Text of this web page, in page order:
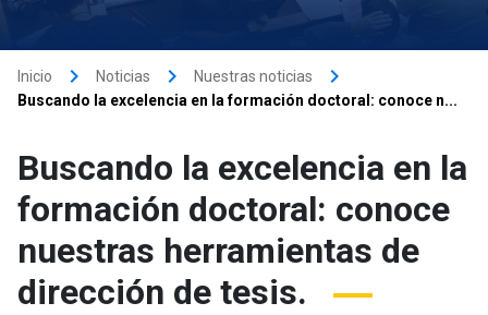
Inicio keyboard_arrow_right Noticias keyboard_arrow_right Nuestras noticias keyboard_arrow_right
Buscando la excelencia en la formación doctoral: conoce n...
Buscando la excelencia en la
formación doctoral: conoce
nuestras herramientas de
dirección de tesis.